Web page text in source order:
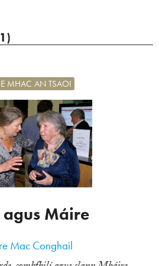
agus Máire
MHAC AN TSAOI
Mac Conghail